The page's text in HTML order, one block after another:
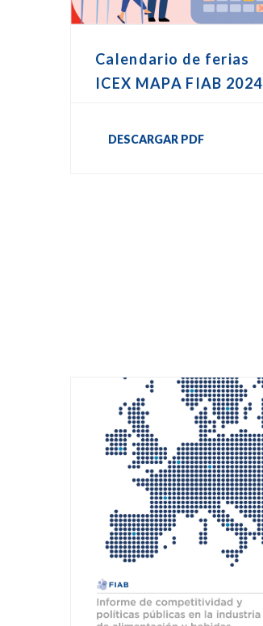
Calendario de ferias
ICEX MAPA FIAB 2024
DESCARGAR PDF